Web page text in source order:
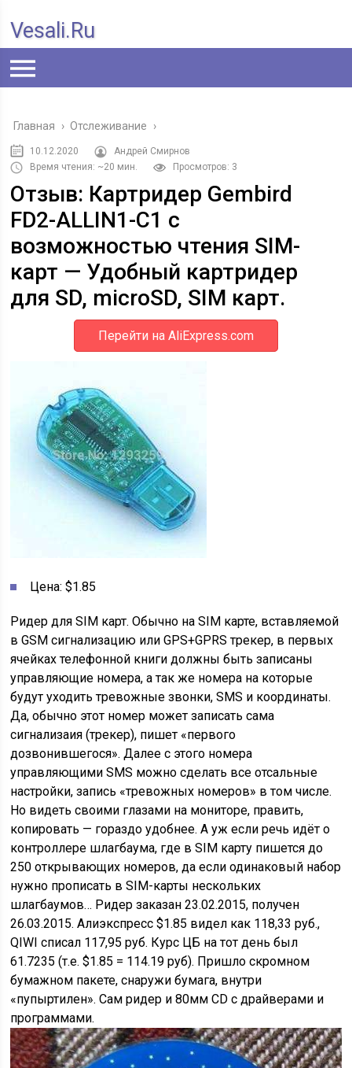
Vesali.ru
Главная › Отслеживание ›
10.12.2020
Андрей Смирнов
Время чтения: ~20 мин.
Просмотров: 3
Отзыв: Картридер Gembird
FD2-ALLIN1-C1 с
возможностью чтения SIM-
карт — Удобный картридер
для SD, microSD, SIM карт.
Перейти на AliExpress.com
Цена: $1.85
Ридер для SIM карт. Обычно на SIM карте, вставляемой
в GSM сигнализацию или GPS+GPRS трекер, в первых
ячейках телефонной книги должны быть записаны
управляющие номера, а так же номера на которые
будут уходить тревожные звонки, SMS и координаты.
Да, обычно этот номер может записать сама
сигнализаия (трекер), пишет «первого
дозвонившегося». Далее с этого номера
управляющими SMS можно сделать все отсальные
настройки, запись «тревожных номеров» в том числе.
Но видеть своими глазами на мониторе, править,
копировать — гораздо удобнее. А уж если речь идёт о
контроллере шлагбаума, где в SIM карту пишется до
250 открывающих номеров, да если одинаковый набор
нужно прописать в SIM-карты нескольких
шлагбаумов… Ридер заказан 23.02.2015, получен
26.03.2015. Алиэкспресс $1.85 видел как 118,33 руб.,
QIWI списал 117,95 руб. Курс ЦБ на тот день был
61.7235 (т.е. $1.85 = 114.19 руб). Пришло скромном
бумажном пакете, снаружи бумага, внутри
«пупыртилен». Сам ридер и 80мм CD с драйверами и
программами.